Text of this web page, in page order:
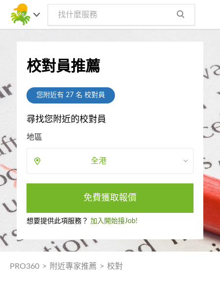
校對員推薦
您附近有 27 名 校對員
尋找您附近的校對員
地區
全港
免費獲取報價
想要提供此項服務？ 加入開始接Job!
PRO360 > 附近專家推薦 > 校對